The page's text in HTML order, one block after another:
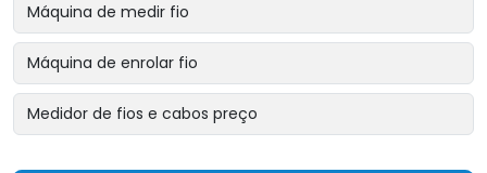
Máquina de medir fio
Máquina de enrolar fio
Medidor de fios e cabos preço